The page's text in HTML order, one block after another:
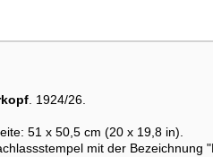
. 1924/26.
51 x 50,5 cm (20 x 19,8 in).
mit der Bezeichnung